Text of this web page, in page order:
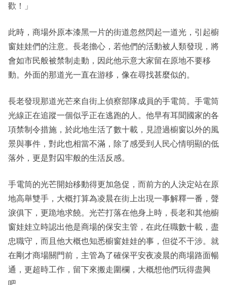
歡！」
此時，商場外原本漆黑一片的街道忽然閃起一道光，引起櫥
窗娃娃們的注意。長老擔心，若他們的活動被人類發現，將
會如市民般被禁制走動，因此他示意大家留在原地不要移
動。外面的那道光一直在游移，像在尋找甚麼似的。
長老發現那道光芒來自街上偵察部隊成員的手電筒。手電筒
光線正在追蹤一個似乎正在逃跑的人。他早有耳聞國家的各
項禁制令措施，於此地生活了數十載，見證過櫥窗以外的風
景與事件，對此也相當不滿，除了感受到人民心情明顯的低
落外，更是對囚牢般的生活反感。
手電筒的光芒開始移動得更加急促，而前方的人決定站在原
地高舉雙手，大概打算為凌晨在街上出現一事解釋一番，聲
淚俱下，更跪地求饒。光芒打落在他身上時，長老和其他櫥
窗娃娃立時認出他是商場的保安主管，在此任職數十載，盡
忠職守，而且他大概也知悉櫥窗娃娃的事，但從不干涉。就
在剛才商場關門前，主管為了確保平安夜凌晨的商場路面暢
通，更超時工作，留下來搬走圍欄，大概想他們玩得盡興